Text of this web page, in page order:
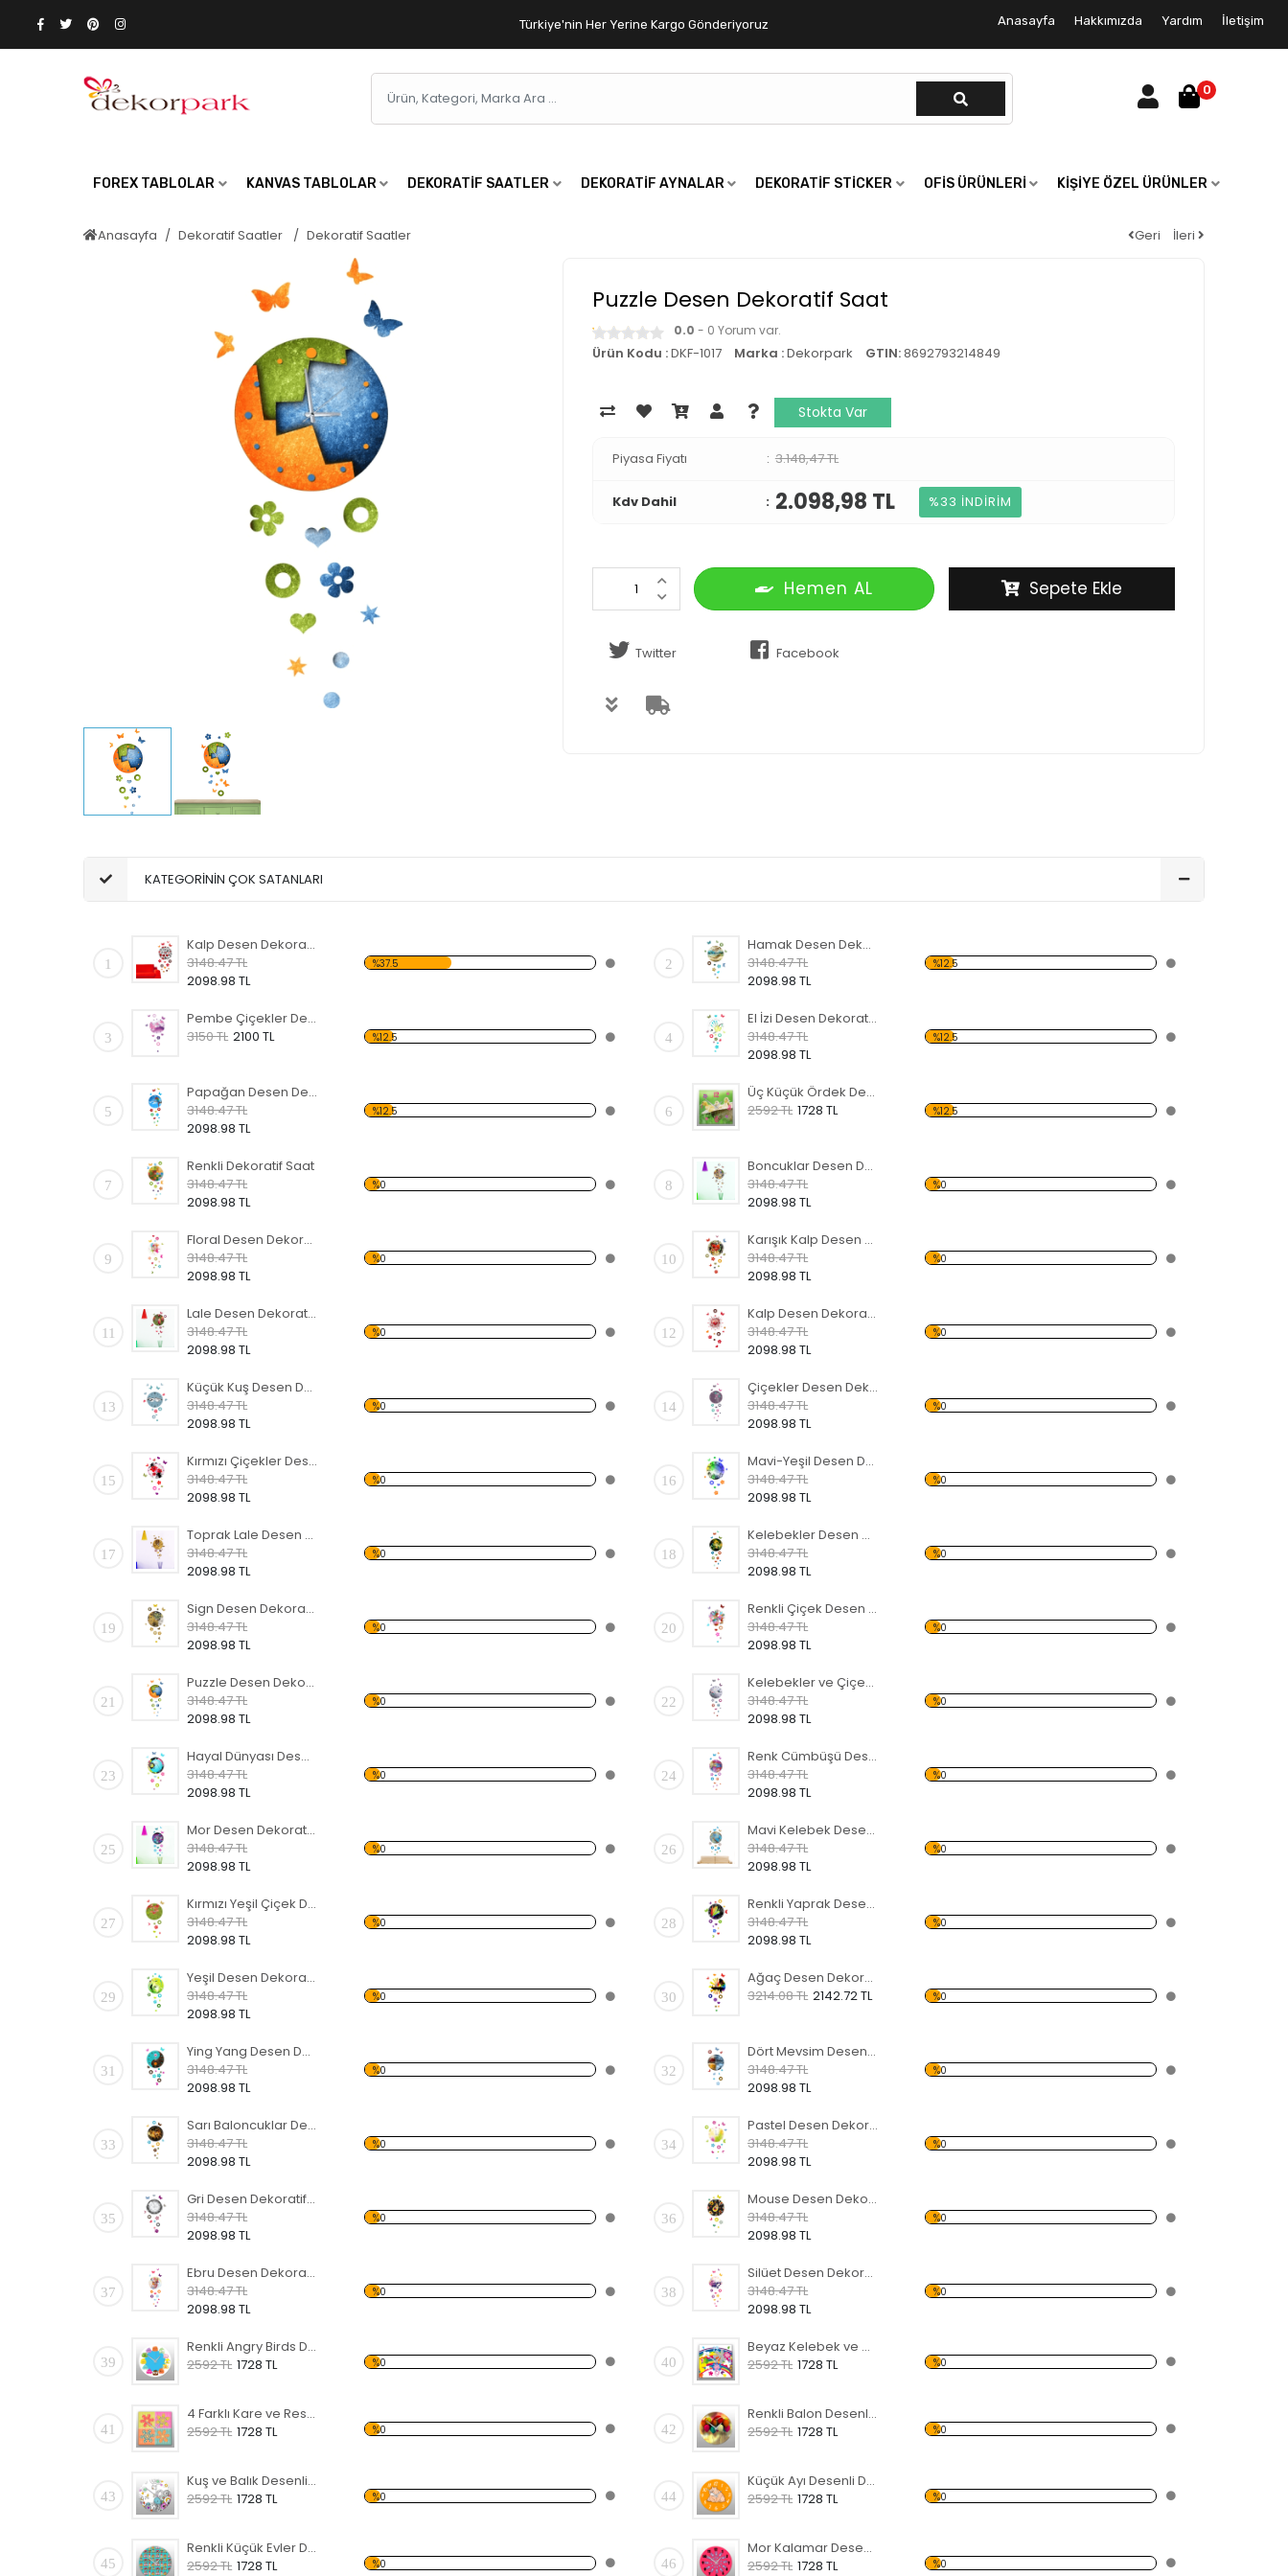
Türkiye'nin Her Yerine Kargo Gönderiyoruz Anasayfa Hakkımızda Yardım İletişim
0
FOREX TABLOLAR KANVAS TABLOLAR DEKORATIF SAATLER DEKORATIF AYNALAR DEKORATIF STICKER OFIS ÜRÜNLERI KIŞIYE ÖZEL ÜRÜNLER
Anasayfa Dekoratif Saatler Dekoratif Saatler Geri İleri
Puzzle Desen Dekoratif Saat
0.0 - 0 Yorum var.
Ürün Kodu :DKF-1017 Marka :Dekorpark GTIN:8692793214849
Stokta Var
Piyasa Fiyatı 3.148,47 TL
Kdv Dahil 2.098,98 TL %33 İNDİRİM
Hemen AL Sepete Ekle
Twitter Facebook
KATEGORİNİN ÇOK SATANLARI
1
Kalp Desen Dekoratif Saat
3148.47 TL
2098.98 TL
%37.5 2
Hamak Desen Dekoratif Saat
3148.47 TL
2098.98 TL
%12.5
3
Pembe Çiçekler Desen Dekoratif Saat
3150 TL 2100 TL %12.5 4
El İzi Desen Dekoratif Saat
3148.47 TL
2098.98 TL
%12.5
5
Papağan Desen Dekoratif Saat
3148.47 TL
2098.98 TL
%12.5 6
Üç Küçük Ördek Desenli Dekoratif Duvar Saati
2592 TL 1728 TL %12.5
7
Renkli Dekoratif Saat
3148.47 TL
2098.98 TL
%0 8
Boncuklar Desen Dekoratif Saat
3148.47 TL
2098.98 TL
%0
9
Floral Desen Dekoratif Saat
3148.47 TL
2098.98 TL
%0 10
Karışık Kalp Desen Dekoratif Saat
3148.47 TL
2098.98 TL
%0
11
Lale Desen Dekoratif Saat
3148.47 TL
2098.98 TL
%0 12
Kalp Desen Dekoratif Saat
3148.47 TL
2098.98 TL
%0
13
Küçük Kuş Desen Dekoratif Saat
3148.47 TL
2098.98 TL
%0 14
Çiçekler Desen Dekoratif Saat
3148.47 TL
2098.98 TL
%0
15
Kırmızı Çiçekler Desen Dekoratif Saat
3148.47 TL
2098.98 TL
%0 16
Mavi-Yeşil Desen Dekoratif Saat
3148.47 TL
2098.98 TL
%0
17
Toprak Lale Desen Dekoratif Saat
3148.47 TL
2098.98 TL
%0 18
Kelebekler Desen Dekoratif Saat
3148.47 TL
2098.98 TL
%0
19
Sign Desen Dekoratif Saat
3148.47 TL
2098.98 TL
%0 20
Renkli Çiçek Desen Dekoratif Saat
3148.47 TL
2098.98 TL
%0
21
Puzzle Desen Dekoratif Saat
3148.47 TL
2098.98 TL
%0 22
Kelebekler ve Çiçek Desen Dekoratif Saat
3148.47 TL
2098.98 TL
%0
23
Hayal Dünyası Desen Dekoratif Saat
3148.47 TL
2098.98 TL
%0 24
Renk Cümbüşü Desen Dekoratif Saat
3148.47 TL
2098.98 TL
%0
25
Mor Desen Dekoratif Saat
3148.47 TL
2098.98 TL
%0 26
Mavi Kelebek Desen Dekoratif Saat
3148.47 TL
2098.98 TL
%0
27
Kırmızı Yeşil Çiçek Desen Dekoratif Saat
3148.47 TL
2098.98 TL
%0 28
Renkli Yaprak Desen Dekoratif Saat
3148.47 TL
2098.98 TL
%0
29
Yeşil Desen Dekoratif Saat
3148.47 TL
2098.98 TL
%0 30
Ağaç Desen Dekoratif Saat
3214.08 TL 2142.72 TL %0
31
Ying Yang Desen Dekoratif Saat
3148.47 TL
2098.98 TL
%0 32
Dört Mevsim Desen Dekoratif Saat
3148.47 TL
2098.98 TL
%0
33
Sarı Baloncuklar Desen Dekoratif Saat
3148.47 TL
2098.98 TL
%0 34
Pastel Desen Dekoratif Saat
3148.47 TL
2098.98 TL
%0
35
Gri Desen Dekoratif Saat
3148.47 TL
2098.98 TL
%0 36
Mouse Desen Dekoratif Saat
3148.47 TL
2098.98 TL
%0
37
Ebru Desen Dekoratif Saat
3148.47 TL
2098.98 TL
%0 38
Silüet Desen Dekoratif Saat
3148.47 TL
2098.98 TL
%0
39
Renkli Angry Birds Desenli Dekoratif Duvar Saati
2592 TL 1728 TL %0 40
Beyaz Kelebek ve Çiçek Desenli Dekoratif Duvar Saati
2592 TL 1728 TL %0
41
4 Farklı Kare ve Resim Desenli Dekoratif Duvar Saati
2592 TL 1728 TL %0 42
Renkli Balon Desenli Dekoratif Duvar Saati
2592 TL 1728 TL %0
43
Kuş ve Balık Desenli Dekoratif Duvar Saati
2592 TL 1728 TL %0 44
Küçük Ayı Desenli Dekoratif Duvar Saati
2592 TL 1728 TL %0
45
Renkli Küçük Evler Desenli Dekoratif Duvar Saati
2592 TL 1728 TL %0 46
Mor Kalamar Desenli Dekoratif Duvar Saati
2592 TL 1728 TL %0